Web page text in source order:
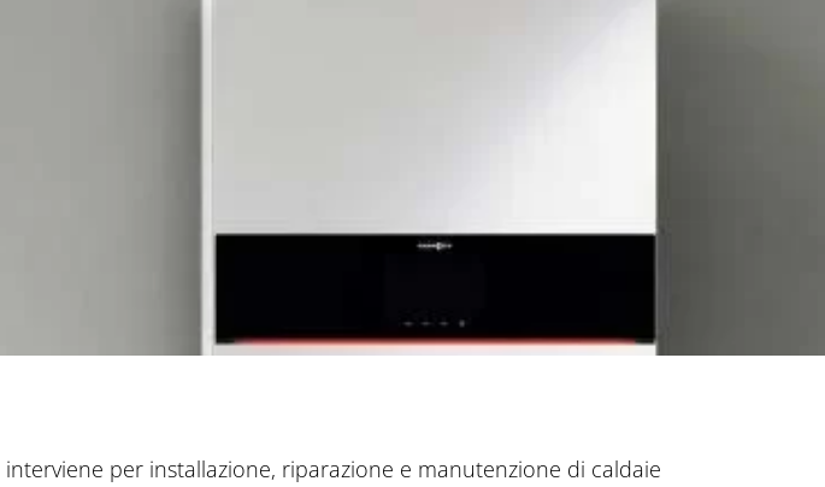
interviene per installazione, riparazione e manutenzione di caldaie